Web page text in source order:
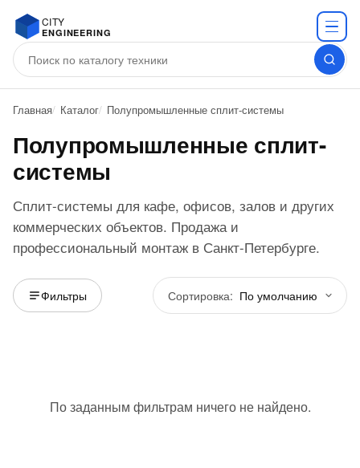
CITY
ENGINEERING
Главная Каталог Полупромышленные сплит-системы
Полупромышленные сплит-
системы
Сплит-системы для кафе, офисов, залов и других
коммерческих объектов. Продажа и
профессиональный монтаж в Санкт-Петербурге.
Фильтры Сортировка:
По заданным фильтрам ничего не найдено.